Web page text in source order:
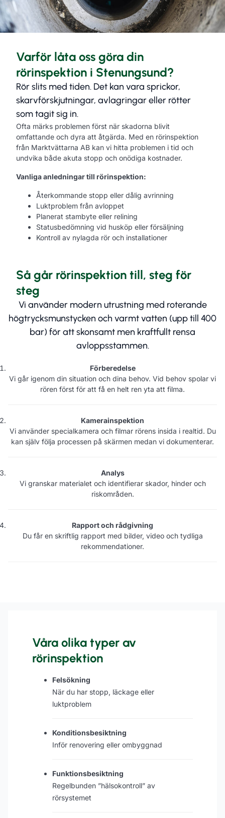
Varför låta oss göra din
rörinspektion i Stenungsund?
Rör slits med tiden. Det kan vara sprickor,
skarvförskjutningar, avlagringar eller rötter
som tagit sig in.
Ofta märks problemen först när skadorna blivit
omfattande och dyra att åtgärda. Med en rörinspektion
från Marktvättarna AB kan vi hitta problemen i tid och
undvika både akuta stopp och onödiga kostnader.
Vanliga anledningar till rörinspektion:
Återkommande stopp eller dålig avrinning
Luktproblem från avloppet
Planerat stambyte eller relining
Statusbedömning vid husköp eller försäljning
Kontroll av nylagda rör och installationer
Så går rörinspektion till, steg för
steg
Vi använder modern utrustning med roterande
högtrycksmunstycken och varmt vatten (upp till 400
bar) för att skonsamt men kraftfullt rensa
avloppsstammen.
Förberedelse
Vi går igenom din situation och dina behov. Vid behov spolar vi
rören först för att få en helt ren yta att filma.
Kamerainspektion
Vi använder specialkamera och filmar rörens insida i realtid. Du
kan själv följa processen på skärmen medan vi dokumenterar.
Analys
Vi granskar materialet och identifierar skador, hinder och
riskområden.
Rapport och rådgivning
Du får en skriftlig rapport med bilder, video och tydliga
rekommendationer.
Våra olika typer av
rörinspektion
Felsökning
När du har stopp, läckage eller
luktproblem
Konditionsbesiktning
Inför renovering eller ombyggnad
Funktionsbesiktning
Regelbunden ”hälsokontroll” av
rörsystemet